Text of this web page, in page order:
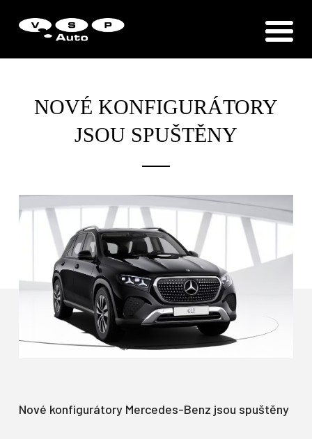
NOVÉ KONFIGURÁTORY
JSOU SPUŠTĚNY
Nové konfigurátory Mercedes-Benz jsou spuštěny
Zákaznická podpora
Vítejte u VSP Auto s.r.o.